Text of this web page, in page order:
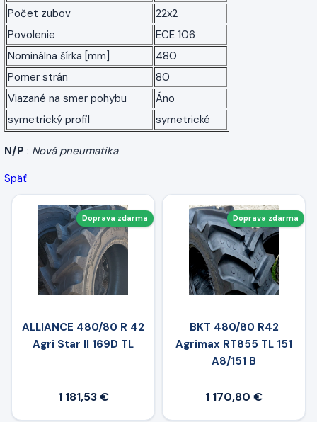
Počet zubov
22x2
Povolenie
ECE 106
Nominálna šírka [mm]
480
Pomer strán
80
Viazané na smer pohybu
Áno
symetrický profil
symetrické
N/P : Nová pneumatika
Späť
Doprava zdarma
ALLIANCE 480/80 R 42
Agri Star II 169D TL
1 181,53 €
Doprava zdarma
BKT 480/80 R42
Agrimax RT855 TL 151
A8/151 B
1 170,80 €